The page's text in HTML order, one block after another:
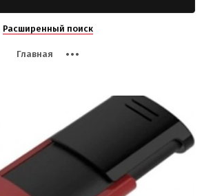
Расширенный поиск
Главная